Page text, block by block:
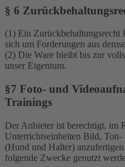
§ 6
(1) Ein Zurückbehaltungsrecht
sich um Forderungen aus
(2) Die Ware bleibt bis zur
unser Eigentum.
§7 Foto- und
Trainings
Der Anbieter ist berechtigt, im
Unterrichtseinheiten Bild, Ton-
(Hund und Halter)
folgende Zwecke genutzt